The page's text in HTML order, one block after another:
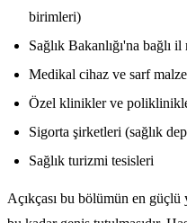
birimleri)
Sağlık Bakanlığı'na bağlı
Medikal cihaz ve sarf
Özel klinikler ve
Sigorta şirketleri (sağlık
Sağlık turizmi tesisleri
Açıkçası bu bölümün en güçlü